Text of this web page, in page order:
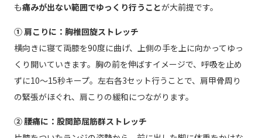
も痛みが出ない範囲でゆっくり行うことが大前提です。
① 肩こりに：胸椎回旋ストレッチ
横向きに寝て両膝を90度に曲げ、上側の手を上に向かってゆっ
くり開いていきます。胸の前を伸ばすイメージで、呼吸を止め
ずに10〜15秒キープ。左右各3セット行うことで、肩甲骨周り
の緊張がほぐれ、肩こりの緩和につながります。
② 腰痛に：股関節屈筋群ストレッチ